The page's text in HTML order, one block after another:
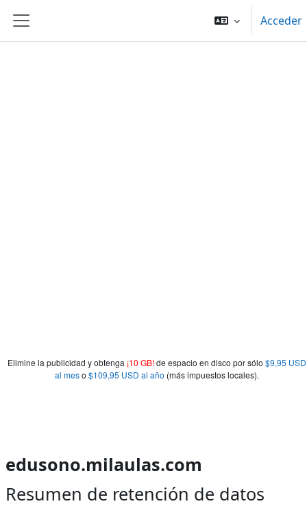
Elimine la publicidad y obtenga ¡10 GB!de espacio en disco por sólo $9,95 USD
al meso $109,95 USD al año (más impuestos locales).
Panel lateral
Acceder
edusono.milaulas.com
Resumen de retención de datos